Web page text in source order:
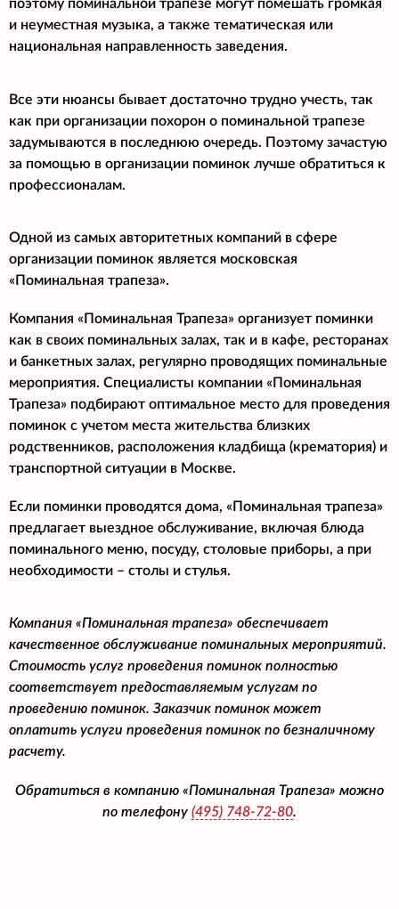
поэтому поминальной трапезе могут помешать громкая
и неуместная музыка, а также тематическая или
национальная направленность заведения.
Все эти нюансы бывает достаточно трудно учесть, так
как при организации похорон о поминальной трапезе
задумываются в последнюю очередь. Поэтому зачастую
за помощью в организации поминок лучше обратиться к
профессионалам.
Одной из самых авторитетных компаний в сфере
организации поминок является московская
«Поминальная трапеза».
Компания «Поминальная Трапеза» организует поминки
как в своих поминальных залах, так и в кафе, ресторанах
и банкетных залах, регулярно проводящих поминальные
мероприятия. Специалисты компании «Поминальная
Трапеза» подбирают оптимальное место для проведения
поминок с учетом места жительства близких
родственников, расположения кладбища (крематория) и
транспортной ситуации в Москве.
Если поминки проводятся дома, «Поминальная трапеза»
предлагает выездное обслуживание, включая блюда
поминального меню, посуду, столовые приборы, а при
необходимости – столы и стулья.
Компания «Поминальная трапеза» обеспечивает
качественное обслуживание поминальных мероприятий.
Стоимость услуг проведения поминок полностью
соответствует предоставляемым услугам по
проведению поминок. Заказчик поминок может
оплатить услуги проведения поминок по безналичному
расчету.
Обратиться в компанию «Поминальная Трапеза» можно
по телефону (495) 748-72-80.